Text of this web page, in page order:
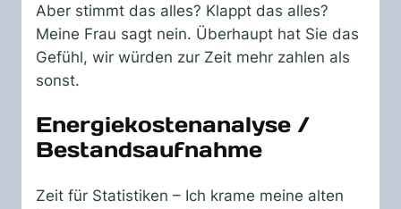
Aber stimmt das alles? Klappt das alles?
Meine Frau sagt nein. Überhaupt hat Sie das
Gefühl, wir würden zur Zeit mehr zahlen als
sonst.
Energiekostenanalyse /
Bestandsaufnahme
Zeit für Statistiken – Ich krame meine alten